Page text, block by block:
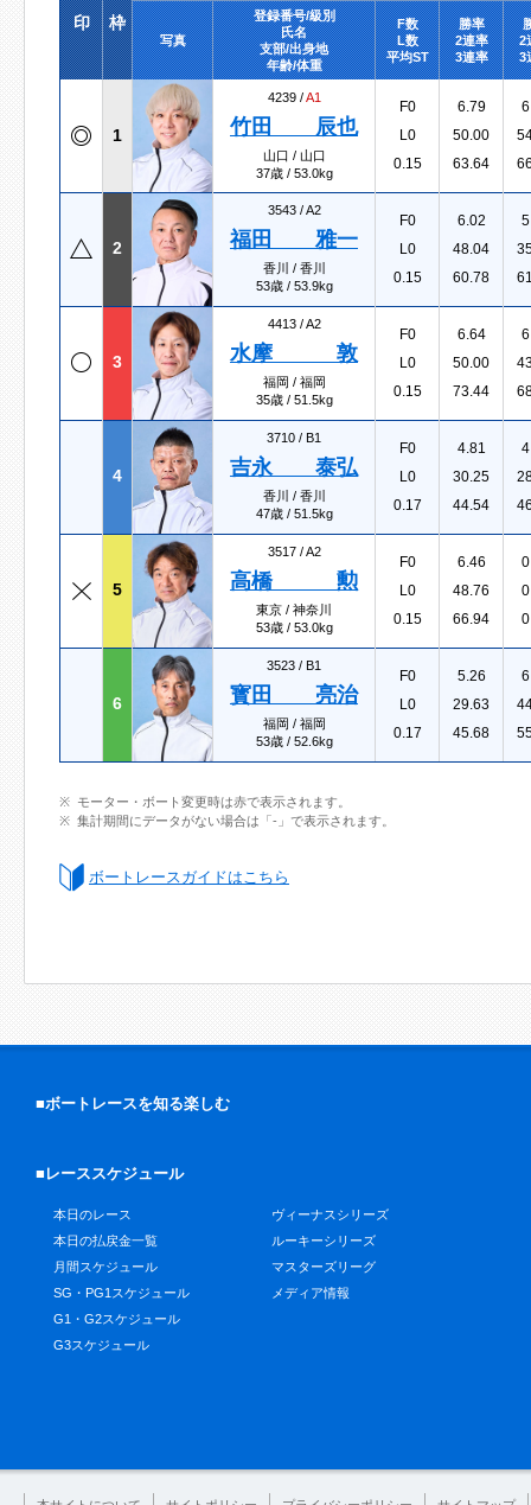
印 枠
写真
登録番号/級別
氏名
支部/出身地
年齢/体重
F数
L数
平均ST
勝率
2連率
3連率
2
3
1
4239 /A1
竹田 辰也
山口 / 山口
37歳 / 53.0kg
F0
L0
0.15
6.79
50.00
63.64
2
3543 /A2
福田 雅一
香川 / 香川
53歳 / 53.9kg
F0
L0
0.15
6.02
48.04
60.78
3
4413 /A2
水摩 敦
福岡 / 福岡
35歳 / 51.5kg
F0
L0
0.15
6.64
50.00
73.44
4
3710 / B1
吉永 泰弘
香川 / 香川
47歳 / 51.5kg
F0
L0
0.17
4.81
30.25
44.54
5
3517 /A2
高橋 勲
東京 / 神奈川
53歳 / 53.0kg
F0
L0
0.15
6.46
48.76
66.94
6
3523 / B1
寳田 亮治
福岡 / 福岡
53歳 / 52.6kg
F0
L0
0.17
5.26
29.63
45.68
モーター・ボート変更時は赤で表示されます。
集計期間にデータがない場合は「-」で表示されます。
ボートレースガイドはこちら
■ボートレースを知る楽しむ
■レーススケジュール
本日のレース
本日の払戻金一覧
月間スケジュール
SG・PG1スケジュール
G1・G2スケジュール
G3スケジュール
ヴィーナスシリーズ
ルーキーシリーズ
マスターズリーグ
メディア情報